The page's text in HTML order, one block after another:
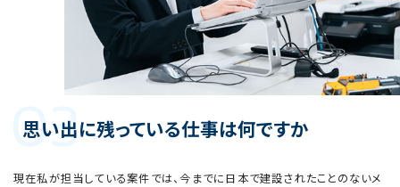
03
思い出に残っている仕事は何ですか
現在私が担当している案件では、今までに日本で建設されたことのないメ